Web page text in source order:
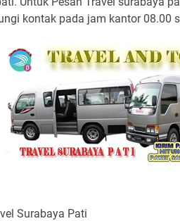
kontak pada jam kantor 08.00
Surabaya Pati